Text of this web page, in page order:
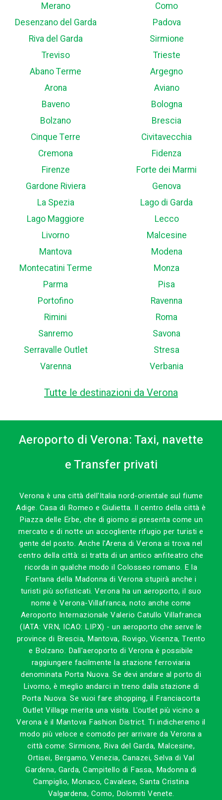
Merano
Como
Desenzano del Garda
Padova
Riva del Garda
Sirmione
Treviso
Trieste
Abano Terme
Argegno
Arona
Aviano
Baveno
Bologna
Bolzano
Brescia
Cinque Terre
Civitavecchia
Cremona
Fidenza
Firenze
Forte dei Marmi
Gardone Riviera
Genova
La Spezia
Lago di Garda
Lago Maggiore
Lecco
Livorno
Malcesine
Mantova
Modena
Montecatini Terme
Monza
Parma
Pisa
Portofino
Ravenna
Rimini
Roma
Sanremo
Savona
Serravalle Outlet
Stresa
Varenna
Verbania
Tutte le destinazioni da Verona
Aeroporto di Verona: Taxi, navette
e Transfer privati
Verona è una città dell'Italia nord-orientale sul fiume
Adige. Casa di Romeo e Giulietta. Il centro della città è
Piazza delle Erbe, che di giorno si presenta come un
mercato e di notte un accogliente rifugio per turisti e
gente del posto. Anche l'Arena di Verona si trova nel
centro della città: si tratta di un antico anfiteatro che
ricorda in qualche modo il Colosseo romano. E la
Fontana della Madonna di Verona stupirà anche i
turisti più sofisticati. Verona ha un aeroporto, il suo
nome è Verona-Villafranca, noto anche come
Aeroporto Internazionale Valerio Catullo Villafranca
(IATA: VRN, ICAO: LIPX) - un aeroporto che serve le
province di Brescia, Mantova, Rovigo, Vicenza, Trento
e Bolzano. Dall'aeroporto di Verona è possibile
raggiungere facilmente la stazione ferroviaria
denominata Porta Nuova. Se devi andare al porto di
Livorno, è meglio andarci in treno dalla stazione di
Porta Nuova. Se vuoi fare shopping, il Franciacorta
Outlet Village merita una visita. L'outlet più vicino a
Verona è il Mantova Fashion District. Ti indicheremo il
modo più veloce e comodo per arrivare da Verona a
città come: Sirmione, Riva del Garda, Malcesine,
Ortisei, Bergamo, Venezia, Canazei, Selva di Val
Gardena, Garda, Campitello di Fassa, Madonna di
Campiglio, Monaco, Cavalese, Santa Cristina
Valgardena, Como, Dolomiti Venete.